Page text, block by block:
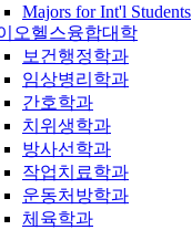
Majors for Int'l Students
오헬스융합대학
보건행정학과
임상병리학과
간호학과
치위생학과
방사선학과
작업치료학과
운동처방학과
체육학과